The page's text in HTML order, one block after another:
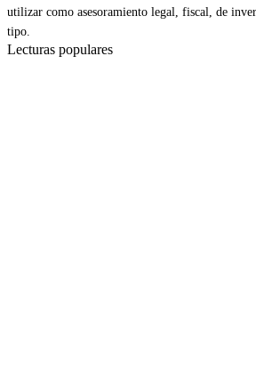
utilizar como asesoramiento legal, fiscal, de
tipo.
Lecturas populares